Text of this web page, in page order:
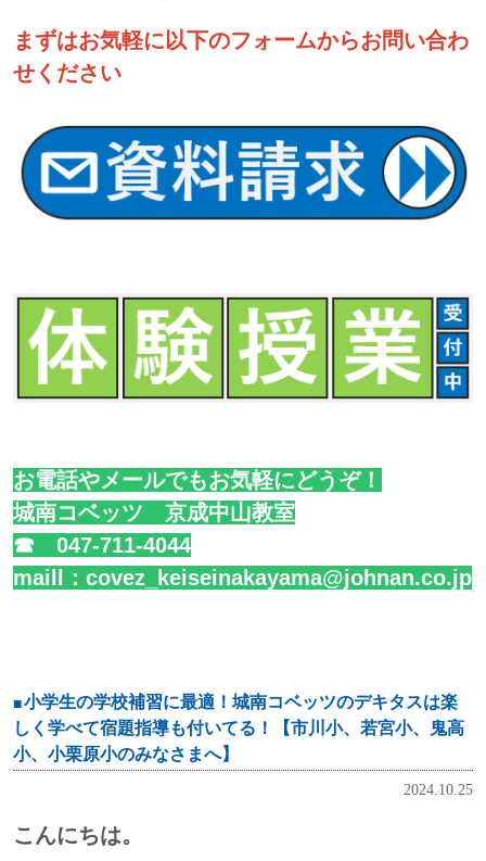
まずはお気軽に以下のフォームからお問い合わ
せください
お電話やメールでもお気軽にどうぞ！
城南コベッツ 京成中山教室
☎ 047-711-4044
maill：covez_keiseinakayama@johnan.co.jp
小学生の学校補習に最適！城南コベッツのデキタスは楽
しく学べて宿題指導も付いてる！【市川小、若宮小、鬼高
小、小栗原小のみなさまへ】
2024.10.25
こんにちは。